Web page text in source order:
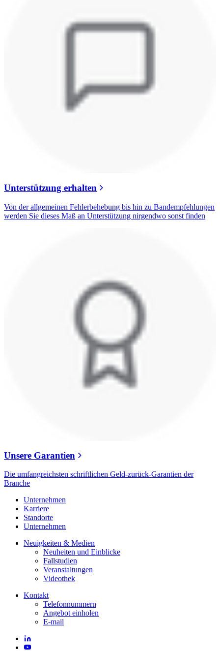
Unterstützung erhalten
Von der allgemeinen Fehlerbehebung bis hin zu Bandempfehlungen
werden Sie dieses Maß an Unterstützung nirgendwo sonst finden
Unsere Garantien
Die umfangreichsten schriftlichen Geld-zurück-Garantien der
Branche
Unternehmen
Karriere
Standorte
Unternehmen
Neuigkeiten & Medien
Neuheiten und Einblicke
Fallstudien
Veranstaltungen
Videothek
Kontakt
Telefonnummern
Angebot einholen
E-mail